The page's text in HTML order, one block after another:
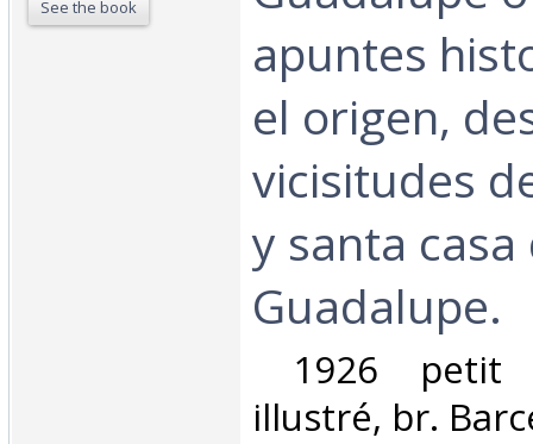
See the book
apuntes
el origen,
vicisitudes
y santa casa
Guadalupe.‎
1926 petit
illustré, br.